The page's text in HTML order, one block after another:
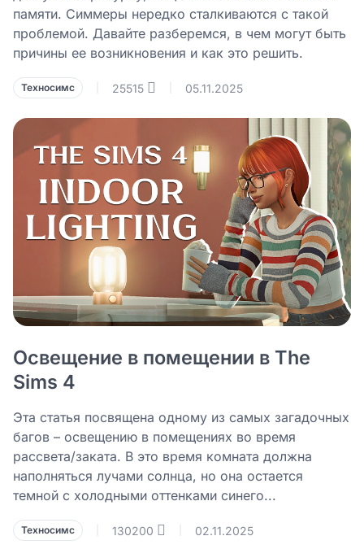
памяти. Симмеры нередко сталкиваются с такой
проблемой. Давайте разберемся, в чем могут быть
причины ее возникновения и как это решить.
Техносимс 25515 05.11.2025
Освещение в помещении в The
Sims 4
Эта статья посвящена одному из самых загадочных
багов – освещению в помещениях во время
рассвета/заката. В это время комната должна
наполняться лучами солнца, но она остается
темной с холодными оттенками синего...
Техносимс 130200 02.11.2025